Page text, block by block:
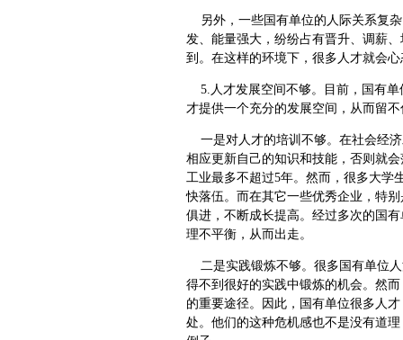
另外，一些国有单位的人际关系复
发、能量强大，纷纷占有晋升、调薪
到。在这样的环境下，很多人才就会
5.人才发展空间不够。目前，国有单
才提供一个充分的发展空间，从而留不
一是对人才的培训不够。在社会经
相应更新自己的知识和技能，否则就
工业最多不超过5年。然而，很多大学
快落伍。而在其它一些优秀企业，特
俱进，不断成长提高。经过多次的国
理不平衡，从而出走。
二是实践锻炼不够。很多国有单位
得不到很好的实践中锻炼的机会。然
的重要途径。因此，国有单位很多人
处。他们的这种危机感也不是没有道